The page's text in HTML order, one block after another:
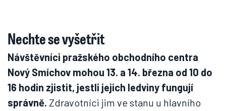
Nechte se vyšetřit
Návštěvníci pražského obchodního centra
Nový Smíchov mohou 13. a 14. března od 10 do
16 hodin zjistit, jestli jejich ledviny fungují
správně. Zdravotníci jim ve stanu u hlavního